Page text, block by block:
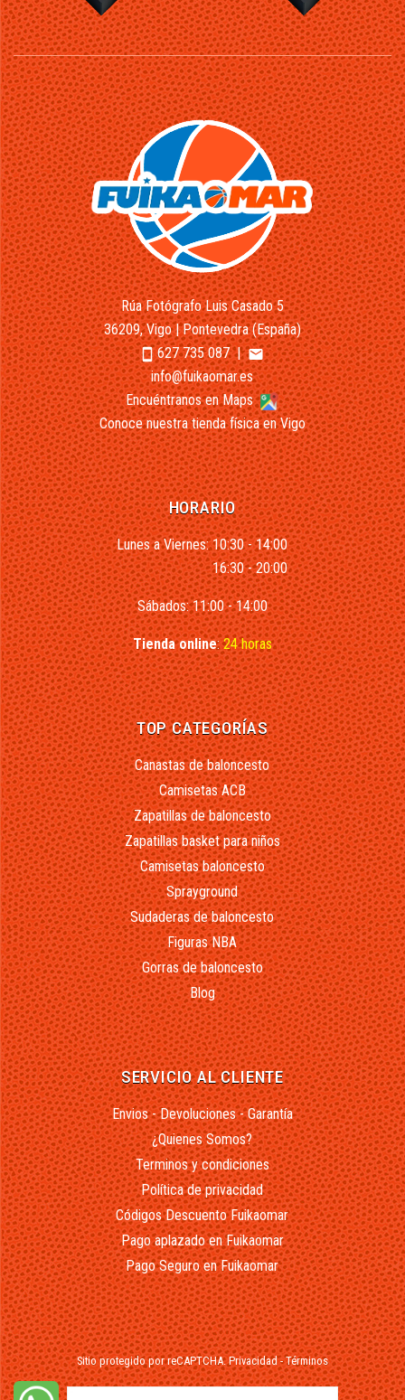
Rúa Fotógrafo Luis Casado 5
36209, Vigo | Pontevedra (España)
smartphone627 735 087|email
info@fuikaomar.es
Encuéntranos en Maps
Conoce nuestra tienda física en Vigo
HORARIO
Lunes a Viernes: 10:30 - 14:00
16:30 - 20:00
Sábados: 11:00 - 14:00
Tienda online:24 horas
TOP CATEGORÍAS
Canastas de baloncesto
Camisetas ACB
Zapatillas de baloncesto
Zapatillas basket para niños
Camisetas baloncesto
Sprayground
Sudaderas de baloncesto
Figuras NBA
Gorras de baloncesto
Blog
SERVICIO AL CLIENTE
Envios - Devoluciones - Garantía
¿Quienes Somos?
Terminos y condiciones
Política de privacidad
Códigos Descuento Fuikaomar
Pago aplazado en Fuikaomar
Pago Seguro en Fuikaomar
Sitio protegido por reCAPTCHA.Privacidad-Términos